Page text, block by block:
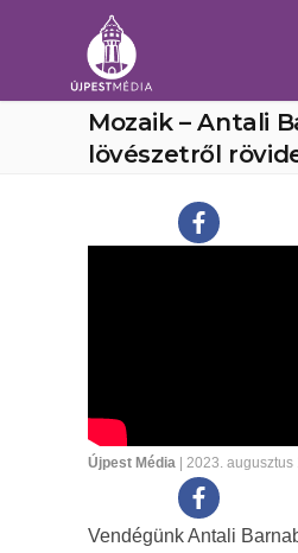
Mozaik – Antali
lövészetről
Újpest Média | 2023. augusztus
Vendégünk Antali